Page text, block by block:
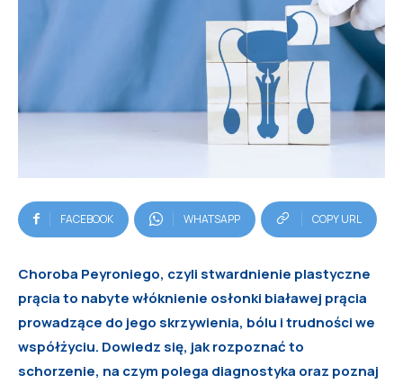
FACEBOOK WHATSAPP COPY URL
Choroba Peyroniego, czyli stwardnienie plastyczne
prącia to nabyte włóknienie osłonki białawej prącia
prowadzące do jego skrzywienia, bólu i trudności we
współżyciu. Dowiedz się, jak rozpoznać to
schorzenie, na czym polega diagnostyka oraz poznaj